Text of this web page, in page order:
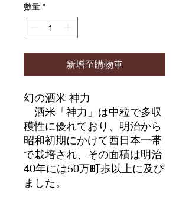
數量 *
新增至購物車
幻の酒米 神力
酒米「神力」は中粒で多収
穫性に優れており、明治から
昭和初期にかけて西日本一帯
で栽培され、その面積は明治
40年には50万町歩以上に及び
ました。